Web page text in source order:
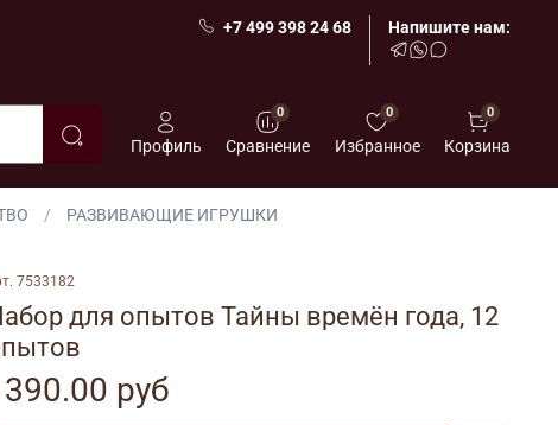
+7 499 398 24 68 Напишите нам:
Профиль
0
Сравнение
0
Избранное
0
Корзина
РАЗВИВАЮЩИЕ ИГРУШКИ
7533182
для опытов Тайны времён года, 12
руб